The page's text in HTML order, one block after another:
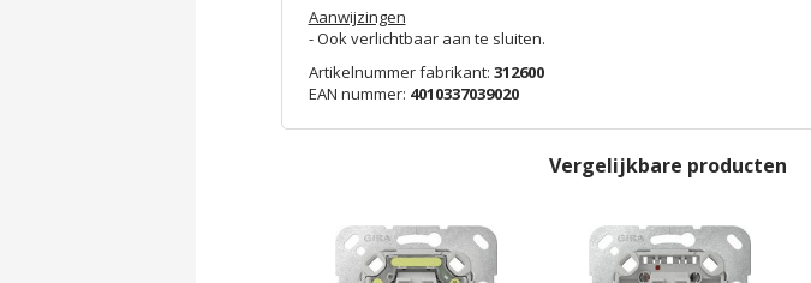
Aanwijzingen
- Ook verlichtbaar aan te sluiten.
Artikelnummer fabrikant: 312600
EAN nummer: 4010337039020
Vergelijkbare producten